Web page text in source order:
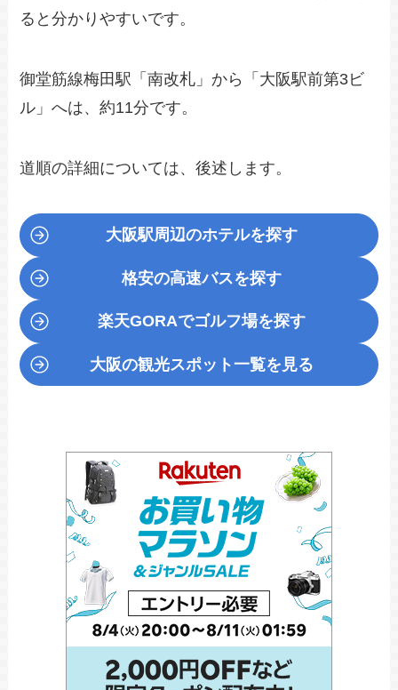
ると分かりやすいです。
御堂筋線梅田駅「南改札」から「大阪駅前第3ビ
ル」へは、約11分です。
道順の詳細については、後述します。
大阪駅周辺のホテルを探す
格安の高速バスを探す
楽天GORAでゴルフ場を探す
大阪の観光スポット一覧を見る